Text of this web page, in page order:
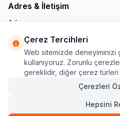
Adres & İletişim
Adres
İSTANBUL
Telefon
+90 555 560 27 32
E-Posta
ozdnylmz71@gmail.com
Çerez Tercihleri
Web sitemizde deneyiminizi
kullanıyoruz. Zorunlu
gereklidir, diğer çerez türleri
Çerezleri
Hepsini